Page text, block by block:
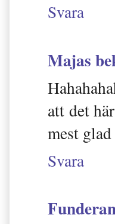
Svara
Majas
att det
mest
Svara